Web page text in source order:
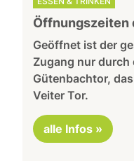
Öffnungszeiten
Geöffnet ist der
Zugang nur durch
Gütenbachtor,
Veiter Tor.
alle Infos »